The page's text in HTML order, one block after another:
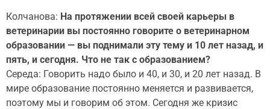
Колчанова: На протяжении всей своей карьеры в
ветеринарии вы постоянно говорите о ветеринарном
образовании — вы поднимали эту тему и 10 лет назад, и
пять, и сегодня. Что не так с образованием?
Середа: Говорить надо было и 40, и 30, и 20 лет назад. В
мире образование постоянно меняется и развивается,
поэтому мы и говорим об этом. Сегодня же кризис